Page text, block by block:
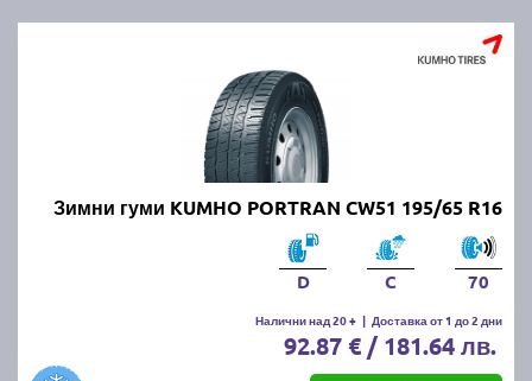
Зимни гуми KUMHO PORTRAN CW51 195/65 R16
D C 70
Налични над 20 + | Доставка от 1 до 2 дни
92.87 € / 181.64 лв.